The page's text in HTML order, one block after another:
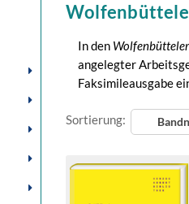
In den
angelegter
Faksimileausgabe
Sortierung: